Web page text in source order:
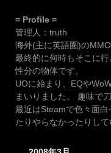
= Profile =
管理人：truth
海外(主に英語圏)の
最終的に何時もそこに行
性分の物体です。
UOに始まり、EQや
まいりました。 趣味で
最近はSteamで色々面
たりやらなかったりして